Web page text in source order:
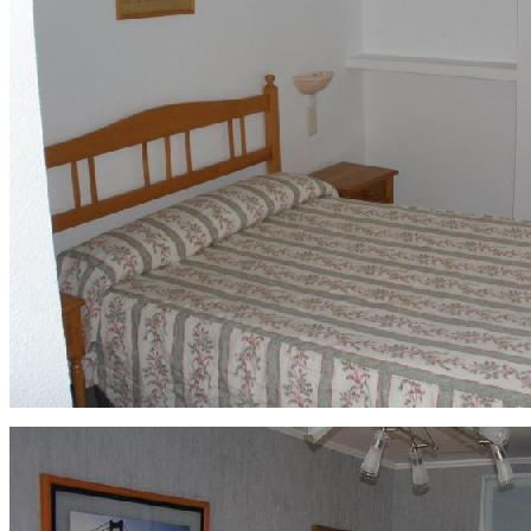
700000р
Продается 2 комн. по ул. Депутатская
Продается 2 комнатная по ул. Депутатская, кирпичный дом,
хороший ремонт. Цена 4300000 Торг
Продается пансионат по ул. Парфенова
район КПД